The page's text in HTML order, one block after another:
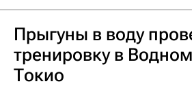
Прыгуны в воду
тренировку в
Токио